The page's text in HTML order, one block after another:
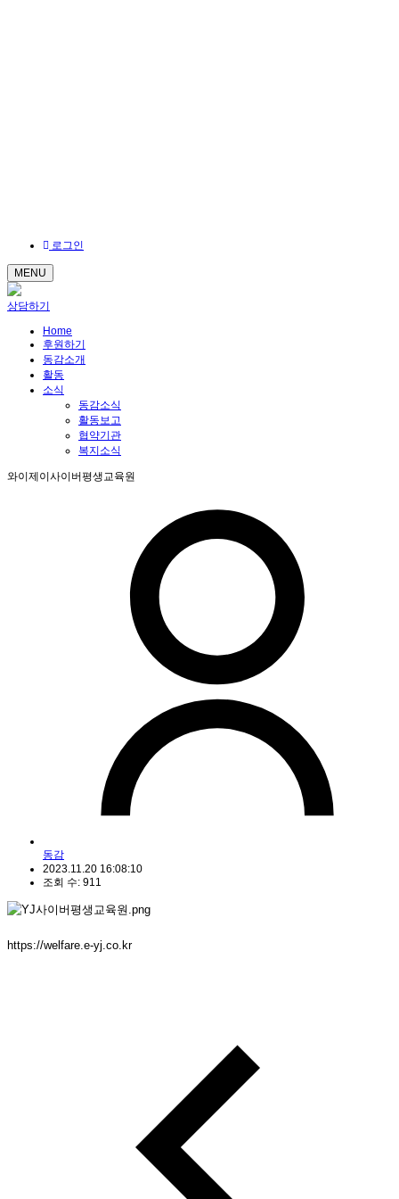
로그인
MENU
상담하기
Home
후원하기
동감소개
활동
소식
동감소식
활동보고
협약기관
복지소식
와이제이사이버평생교육원
동감
2023.11.20 16:08:10
조회 수: 911
https://welfare.e-yj.co.kr